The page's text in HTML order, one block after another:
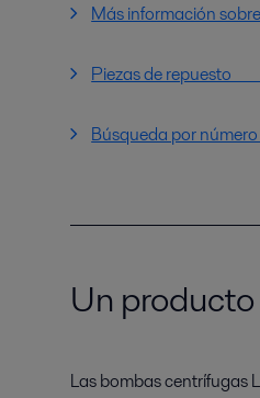
Más
Piezas
Búsqueda
Un
Las bombas centrífugas